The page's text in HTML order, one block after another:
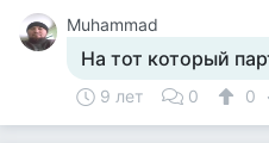
Muhammad
На тот который
9 лет 0 0